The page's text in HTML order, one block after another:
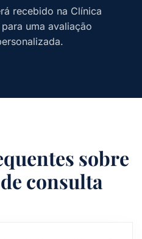
recebido na Clínica
uma avaliação
sobre
consulta